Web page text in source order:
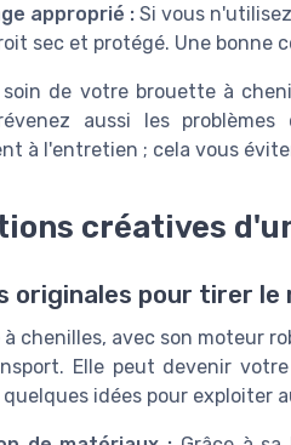
approprié : Si vous
sec et protégé. Une bonne
de votre brouette à
aussi les
à l'entretien ; cela vous
créatives
originales pour tirer
chenilles, avec son moteur
Elle peut devenir
quelques idées pour exploiter